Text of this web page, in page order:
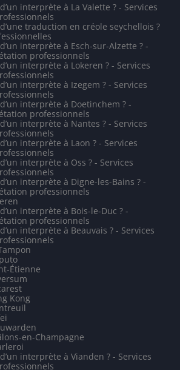
interprète à La Valette ? - Services
traduction en créole seychellois ?
interprète à Esch-sur-Alzette ? -
professionnels
interprète à Lokeren ? - Services
interprète à Izegem ? - Services
interprète à Doetinchem ? -
professionnels
interprète à Nantes ? - Services
interprète à Laon ? - Services
interprète à Oss ? - Services
interprète à Digne-les-Bains ? -
professionnels
interprète à Bois-le-Duc ? -
professionnels
interprète à Beauvais ? - Services
Étienne
Kong
en-Champagne
interprète à Vianden ? - Services